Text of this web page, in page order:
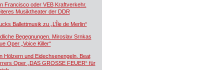
Francisco oder VEB Kraftverkehr.
Musiktheater der DDR
Ballettmusik zu „L’Île de Merlin“
Begegnungen. Miroslav Srnkas
Oper „Voice Killer“
Hölzern und Eidechsenengeln. Beat
Oper „DAS GROSSE FEUER“ für